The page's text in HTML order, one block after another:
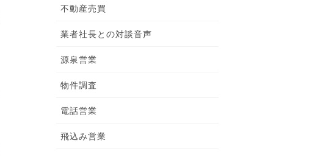
不動産売買
業者社長との対談音声
源泉営業
物件調査
電話営業
飛込み営業